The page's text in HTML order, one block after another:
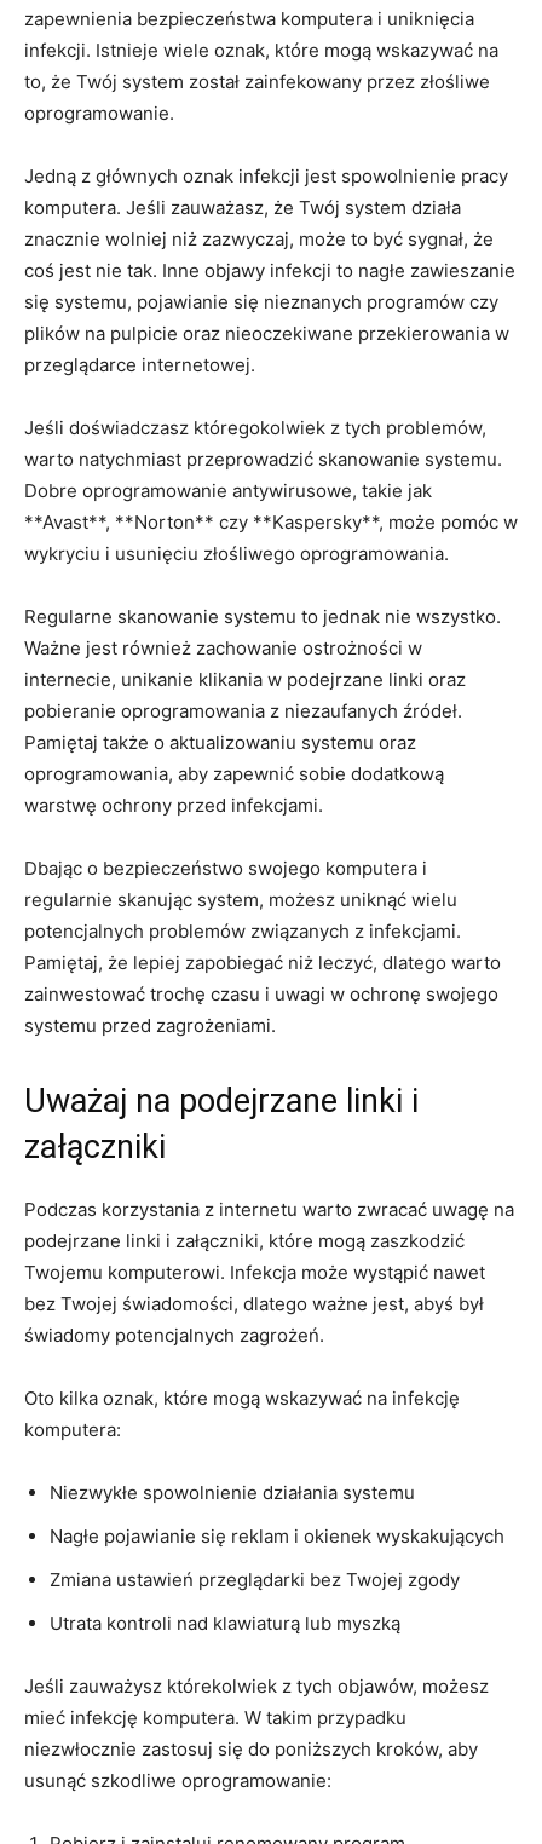
zapewnienia bezpieczeństwa komputera i uniknięcia
infekcji. Istnieje wiele oznak, które ⁢mogą wskazywać‌ na
to,⁣ że Twój ​system został zainfekowany przez złośliwe
oprogramowanie.
Jedną ‍z głównych oznak infekcji jest spowolnienie pracy
komputera. ‍Jeśli zauważasz, że Twój system działa
znacznie wolniej niż‌ zazwyczaj, może to być sygnał, że
coś jest nie ⁤tak. Inne objawy infekcji to nagłe⁣ zawieszanie
się systemu, pojawianie się nieznanych programów czy
plików⁤ na pulpicie oraz nieoczekiwane przekierowania w
przeglądarce internetowej.
Jeśli ⁣doświadczasz​ któregokolwiek z tych problemów,
warto natychmiast przeprowadzić skanowanie systemu.
Dobre oprogramowanie antywirusowe, takie ​jak
**Avast**, **Norton** czy **Kaspersky**, może pomóc w
wykryciu i usunięciu złośliwego oprogramowania.
Regularne skanowanie systemu to jednak nie wszystko.
Ważne jest również zachowanie ostrożności w
internecie, unikanie klikania w podejrzane linki ⁢oraz
pobieranie oprogramowania z niezaufanych‌ źródeł.⁤
Pamiętaj także o aktualizowaniu systemu oraz
oprogramowania, aby zapewnić sobie dodatkową
warstwę ochrony przed infekcjami.
Dbając o bezpieczeństwo swojego komputera i
regularnie skanując system,⁣ możesz uniknąć wielu
potencjalnych problemów związanych z infekcjami.
Pamiętaj, że lepiej zapobiegać niż leczyć, dlatego warto
zainwestować trochę czasu i uwagi‌ w​ ochronę swojego
systemu przed zagrożeniami.
Uważaj na podejrzane linki i
załączniki
Podczas korzystania z internetu warto zwracać uwagę na‌
podejrzane linki i załączniki, które mogą zaszkodzić
Twojemu komputerowi. Infekcja może wystąpić nawet
bez Twojej świadomości, dlatego ważne jest, abyś był
świadomy potencjalnych zagrożeń.
Oto kilka‌ oznak, które mogą wskazywać na infekcję​
komputera:
Niezwykłe spowolnienie działania systemu
Nagłe pojawianie się reklam⁤ i okienek wyskakujących
Zmiana ustawień przeglądarki ⁤bez Twojej zgody
Utrata kontroli nad klawiaturą ‌lub myszką
Jeśli zauważysz którekolwiek z tych objawów, możesz
mieć‍ infekcję komputera. W takim przypadku
niezwłocznie zastosuj się do poniższych kroków, aby
usunąć szkodliwe oprogramowanie: